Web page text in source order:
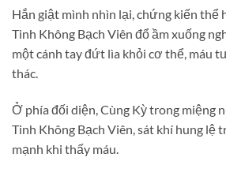
Hắn giật mình nhìn lại, chứng kiến thể
Tinh Không Bạch Viên đổ ầm xuống
một cánh tay đứt lìa khỏi cơ thể, máu
thác.
Ở phía đối diện, Cùng Kỳ trong miệng
Tinh Không Bạch Viên, sát khí hung lệ
mạnh khi thấy máu.